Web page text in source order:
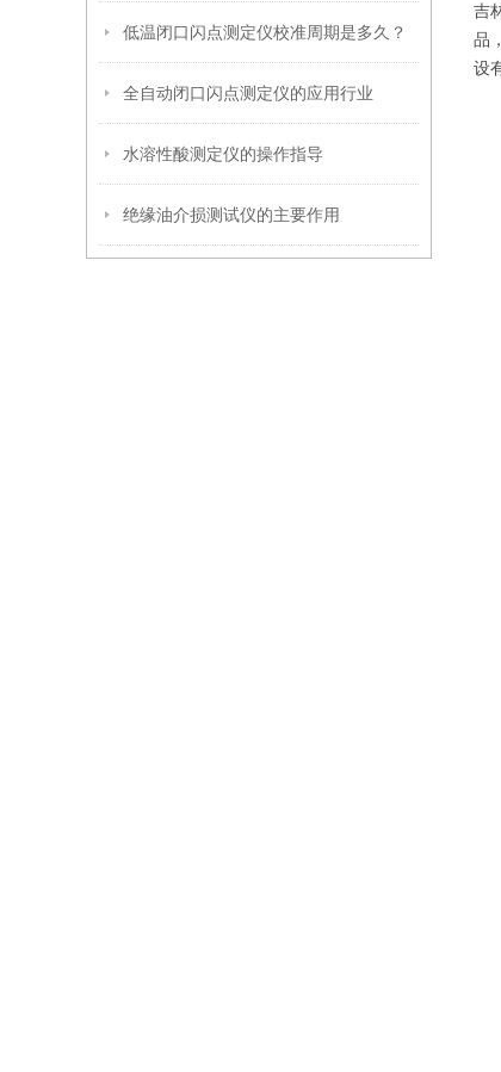
低温闭口闪点测定仪校准周期是多久？
全自动闭口闪点测定仪的应用行业
水溶性酸测定仪的操作指导
绝缘油介损测试仪的主要作用
吉
品
设